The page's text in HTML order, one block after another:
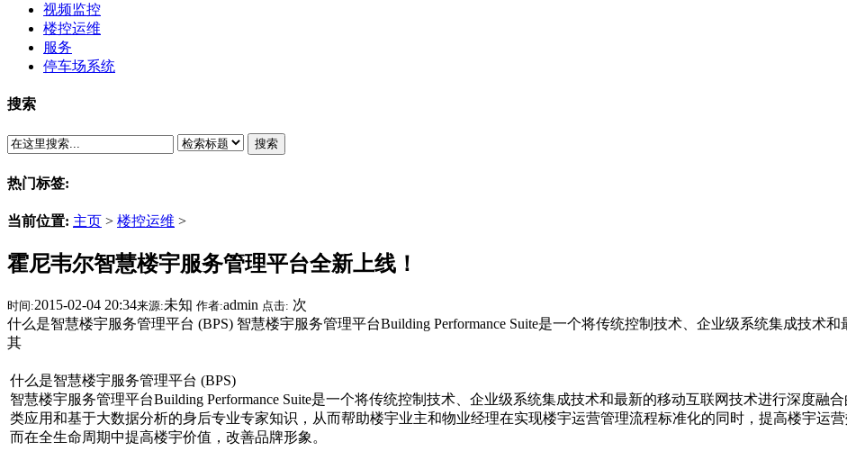
视频监控
楼控运维
服务
停车场系统
搜索
搜索
热门标签:
当前位置: 主页 > 楼控运维 >
霍尼韦尔智慧楼宇服务管理平台全新上线！
时间:2015-02-04 20:34来源:未知 作者:admin 点击: 次
什么是智慧楼宇服务管理平台 (BPS) 智慧楼宇服务管理平台Building Performance Suite是一个将传统控制技术、企业级系统集成技术
其
什么是智慧楼宇服务管理平台 (BPS)
智慧楼宇服务管理平台Building Performance Suite是一个将传统控制技术、企业级系统集成技术和最新的移动互联网技术进行深度融
类应用和基于大数据分析的身后专业专家知识，从而帮助楼宇业主和物业经理在实现楼宇运营管理流程标准化的同时，提高楼宇运
而在全生命周期中提高楼宇价值，改善品牌形象。